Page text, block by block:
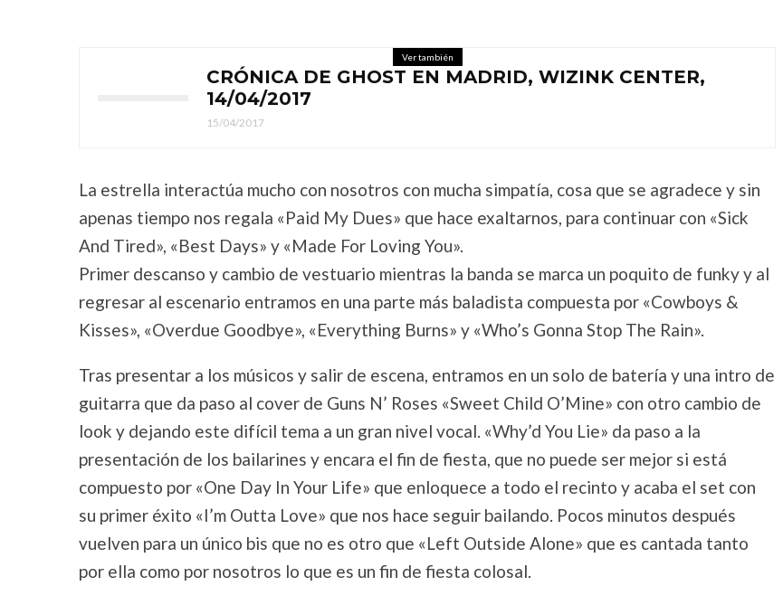
Ver también
CRÓNICA DE GHOST EN MADRID, WIZINK CENTER,
14/04/2017
15/04/2017
La estrella interactúa mucho con nosotros con mucha simpatía, cosa que se agradece y sin
apenas tiempo nos regala «Paid My Dues» que hace exaltarnos, para continuar con «Sick
And Tired», «Best Days» y «Made For Loving You».
Primer descanso y cambio de vestuario mientras la banda se marca un poquito de funky y al
regresar al escenario entramos en una parte más baladista compuesta por «Cowboys &
Kisses», «Overdue Goodbye», «Everything Burns» y «Who’s Gonna Stop The Rain».
Tras presentar a los músicos y salir de escena, entramos en un solo de batería y una intro de
guitarra que da paso al cover de Guns N’ Roses «Sweet Child O’Mine» con otro cambio de
look y dejando este difícil tema a un gran nivel vocal. «Why’d You Lie» da paso a la
presentación de los bailarines y encara el fin de fiesta, que no puede ser mejor si está
compuesto por «One Day In Your Life» que enloquece a todo el recinto y acaba el set con
su primer éxito «I’m Outta Love» que nos hace seguir bailando. Pocos minutos después
vuelven para un único bis que no es otro que «Left Outside Alone» que es cantada tanto
por ella como por nosotros lo que es un fin de fiesta colosal.